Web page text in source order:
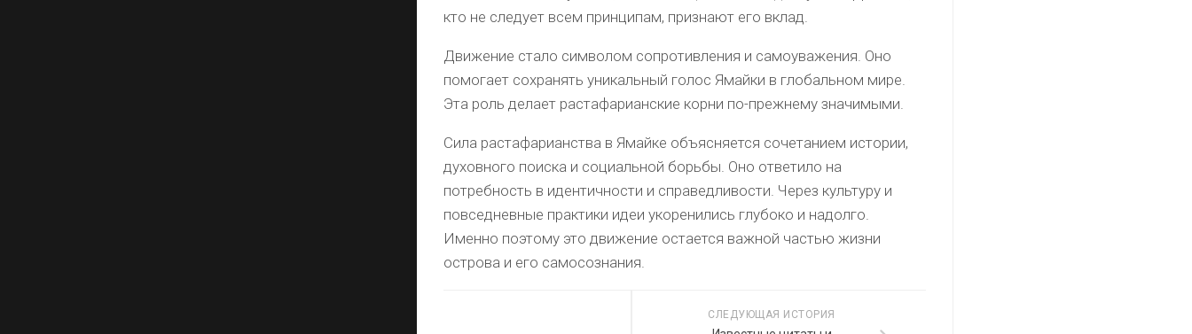
кто не следует всем принципам, признают его вклад.
Движение стало символом сопротивления и самоуважения. Оно
помогает сохранять уникальный голос Ямайки в глобальном мире.
Эта роль делает растафарианские корни по-прежнему значимыми.
Сила растафарианства в Ямайке объясняется сочетанием истории,
духовного поиска и социальной борьбы. Оно ответило на
потребность в идентичности и справедливости. Через культуру и
повседневные практики идеи укоренились глубоко и надолго.
Именно поэтому это движение остается важной частью жизни
острова и его самосознания.
СЛЕДУЮЩАЯ ИСТОРИЯ